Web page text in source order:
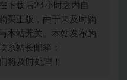
下载后24小时之内自
买正版，由于未及时购
本站无关。本站发布的
系站长邮箱：
将及时处理！